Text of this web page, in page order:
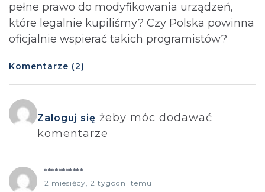
pełne prawo do modyfikowania urządzeń,
które legalnie kupiliśmy? Czy Polska powinna
oficjalnie wspierać takich programistów?
Komentarze (2)
Zaloguj się żeby móc dodawać
komentarze
***********
2 miesięcy, 2 tygodni temu